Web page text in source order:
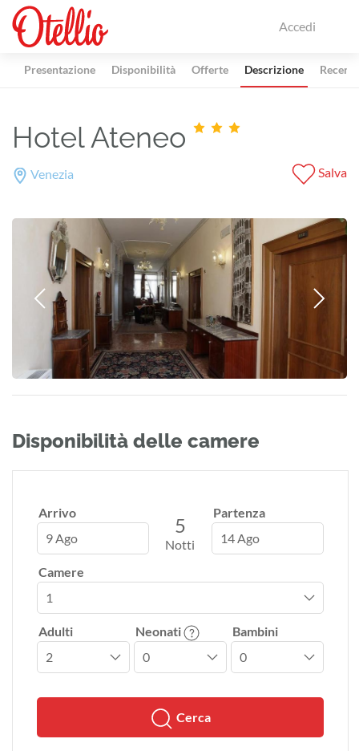
Accedi
Presentazione Disponibilità Offerte Descrizione
Hotel Ateneo
Venezia Salva
Disponibilità delle camere
Arrivo
9 Ago
5
Notti
Partenza
14 Ago
Camere
Adulti Neonati Bambini
Cerca